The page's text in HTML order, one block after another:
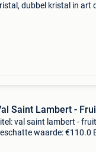
dubbel kristal in art
Saint Lambert -
val saint lambert -
waarde: €110.0